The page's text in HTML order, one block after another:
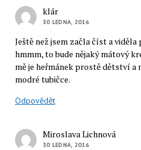
klár
30 LEDNA, 2016
Ještě než jsem začla číst a
hmmm, to bude nějaký mátový
mě je heřmánek prostě dětství a
modré tubičce.
Odpovědět
Miroslava Lichnová
30 LEDNA, 2016